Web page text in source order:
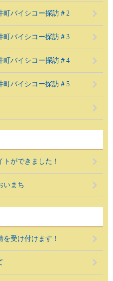
町バイシコー探訪＃2
町バイシコー探訪＃3
町バイシコー探訪＃4
町バイシコー探訪＃5
ができました！
いまち
受け付けます！